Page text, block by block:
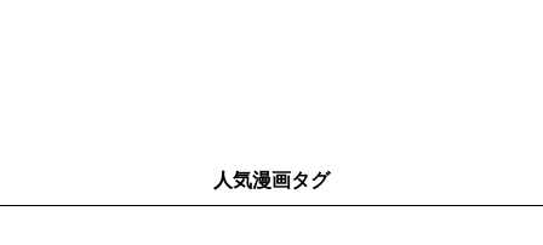
人気漫画タグ